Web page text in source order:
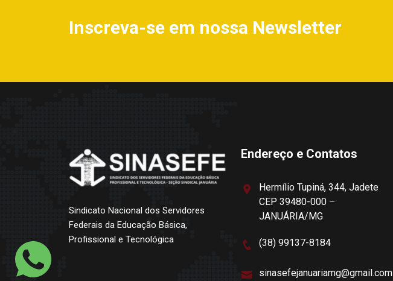
Inscreva-se em nossa Newsletter
Sindicato Nacional dos Servidores
Federais da Educação Básica,
Profissional e Tecnológica
Endereço e Contatos
Hermílio Tupiná, 344, Jadete
CEP 39480-000 –
JANUÁRIA/MG
(38) 99137-8184
sinasefejanuariamg@gmail.com